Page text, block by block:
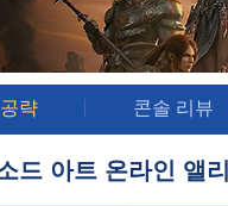
략 콘솔 리뷰
드 아트 온라인 앨